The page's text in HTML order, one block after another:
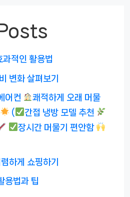
과적인 활용법
변화 살펴보기
어컨
쾌적하게 오래 머물
(
간접 냉방 모델 추천
장시간 머물기 편안함
하게 쇼핑하기
용법과 팁